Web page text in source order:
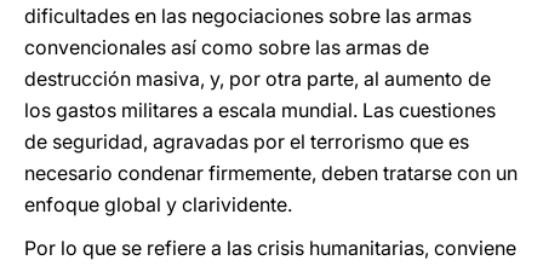
dificultades en las negociaciones sobre las armas
convencionales así como sobre las armas de
destrucción masiva, y, por otra parte, al aumento de
los gastos militares a escala mundial. Las cuestiones
de seguridad, agravadas por el terrorismo que es
necesario condenar firmemente, deben tratarse con un
enfoque global y clarividente.
Por lo que se refiere a las crisis humanitarias, conviene